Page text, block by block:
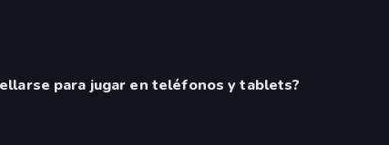
para jugar en teléfonos y tablets?